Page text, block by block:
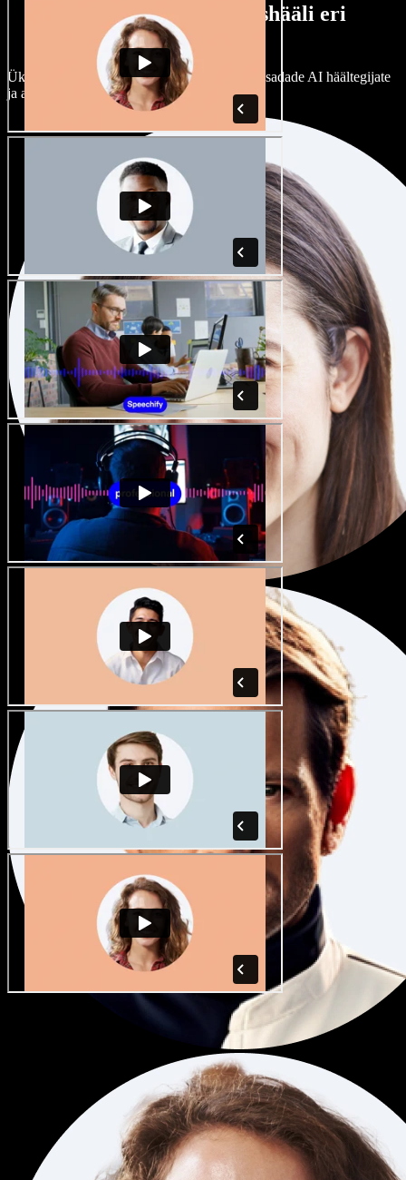
Lai valik mees- ja naishääli eri
aktsentidega
Ükski projekt ei pea kõlama ühtemoodi. Vali sadade AI häältegijate
ja aktsentide hulgast ning kohanda neid.